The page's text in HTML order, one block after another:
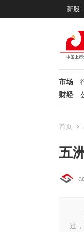
新股
市场
财经
首页
五
中
过